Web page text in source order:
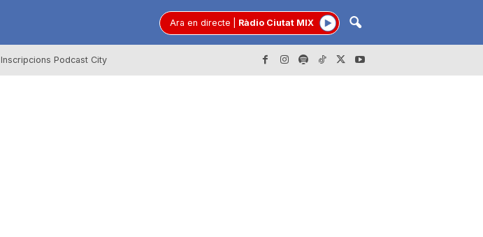
Ara en directe Ràdio Ciutat MIX
Inscripcions Podcast City